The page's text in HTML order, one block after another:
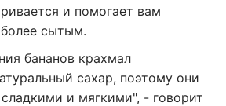
и помогает вам
более сытым.
бананов крахмал
сахар, поэтому они
и мягкими", - говорит